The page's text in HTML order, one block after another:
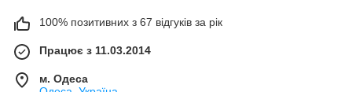
100% позитивних з 67 відгуків за рік
Працює з 11.03.2014
м. Одеса